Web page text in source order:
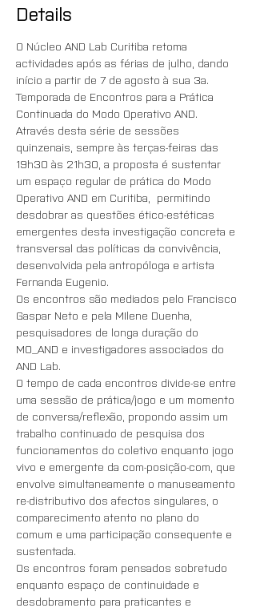
Details
O Núcleo AND Lab Curitiba retoma
actividades após as férias de julho, dando
início a partir de 7 de agosto à sua 3a.
Temporada de Encontros para a Prática
Continuada do Modo Operativo AND.
Através desta série de sessões
quinzenais, sempre às terças-feiras das
19h30 às 21h30, a proposta é sustentar
um espaço regular de prática do Modo
Operativo AND em Curitiba,  permitindo
desdobrar as questões ético-estéticas
emergentes desta investigação concreta e
transversal das políticas da convivência,
desenvolvida pela antropóloga e artista
Fernanda Eugenio.
Os encontros são mediados pelo Francisco
Gaspar Neto e pela MIlene Duenha,
pesquisadores de longa duração do
MO_AND e investigadores associados do
AND Lab.
O tempo de cada encontros divide-se entre
uma sessão de prática/jogo e um momento
de conversa/reflexão, propondo assim um
trabalho continuado de pesquisa dos
funcionamentos do coletivo enquanto jogo
vivo e emergente da com-posição-com, que
envolve simultaneamente o manuseamento
re-distributivo dos afectos singulares, o
comparecimento atento no plano do
comum e uma participação consequente e
sustentada.
Os encontros foram pensados sobretudo
enquanto espaço de continuidade e
desdobramento para praticantes e